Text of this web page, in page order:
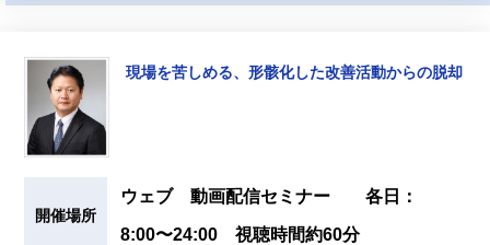
現場を苦しめる、形骸化した改善活動からの脱却
開催場所
ウェブ 動画配信セミナー 各日：
8:00〜24:00 視聴時間約60分